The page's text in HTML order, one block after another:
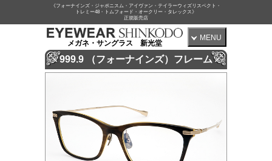
《フォーナインズ・ジャポニスム・アイヴァン・テイラーウィズリスペクト・
トレミー48・トムフォード・オークリー・タレックス》
正規販売店
メガネ・サングラス 新光堂
MENU
999.9 （フォーナインズ）フレーム